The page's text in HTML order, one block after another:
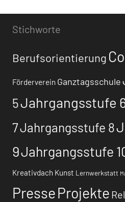
Stichworte
Berufsorientierung
Förderverein Ganztagsschule
5Jahrgangsstufe
7Jahrgangsstufe 8
9Jahrgangsstufe
Kreativdach Kunst Lernwerkstatt
PresseProjekte